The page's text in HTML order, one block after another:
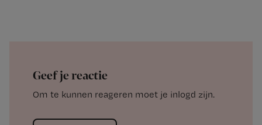
Geef je reactie
Om te kunnen reageren moet je inlogd zijn.